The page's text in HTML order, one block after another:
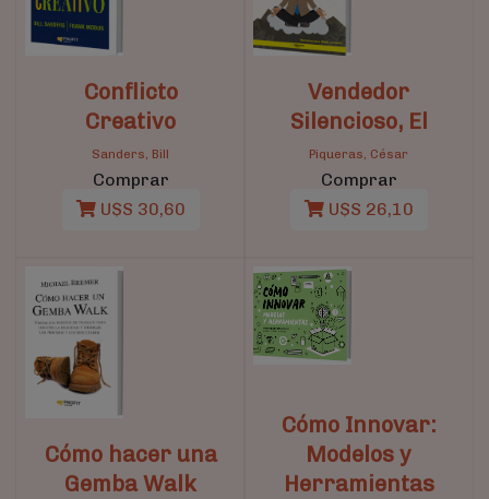
Conflicto
Creativo
Sanders, Bill
Comprar
U$S 30,60
Vendedor
Silencioso, El
Piqueras, César
Comprar
U$S 26,10
Cómo hacer una
Gemba Walk
Cómo Innovar:
Modelos y
Herramientas